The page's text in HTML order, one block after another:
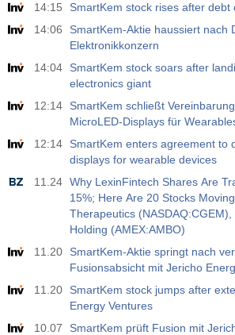
14:15
SmartKem stock rises after
14:06
SmartKem-Aktie haussiert nach
Elektronikkonzern
14:04
SmartKem stock soars after
electronics giant
12:14
SmartKem schließt
MicroLED-Displays für
12:14
SmartKem enters agreement to
displays for wearable devices
11.24 Why LexinFintech Shares Are
15%; Here Are 20 Stocks
Therapeutics
Holding (AMEX:AMBO)
11.20
SmartKem-Aktie springt nach
Fusionsabsicht mit Jericho
11.20
SmartKem stock jumps after
Energy Ventures
10.07
SmartKem prüft Fusion mit